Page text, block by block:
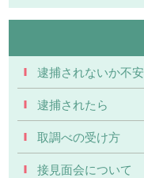
逮捕されないか不安
逮捕されたら
取調べの受け方
接見面会について